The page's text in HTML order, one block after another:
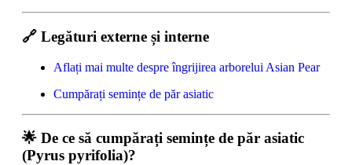
🔗 Legături externe și interne
Aflați mai multe despre îngrijirea arborelui Asian Pear
Cumpărați semințe de păr asiatic
🌟 De ce să cumpărați semințe de păr asiatic
(Pyrus pyrifolia)?